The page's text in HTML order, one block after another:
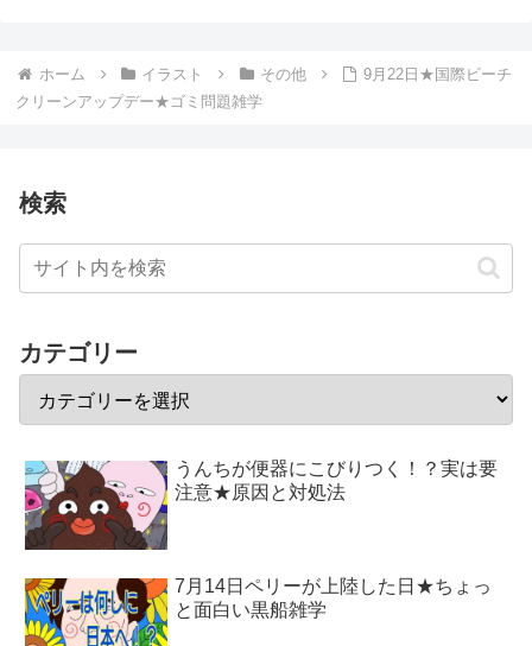
ホーム イラスト その他
9月22日★国際ビーチ
クリーンアップデー★ゴミ問題雑学
検索
カテゴリー
うんちが便器にこびりつく！？実は要
注意★原因と対処法
7月14日ペリーが上陸した日★ちょっ
と面白い黒船雑学